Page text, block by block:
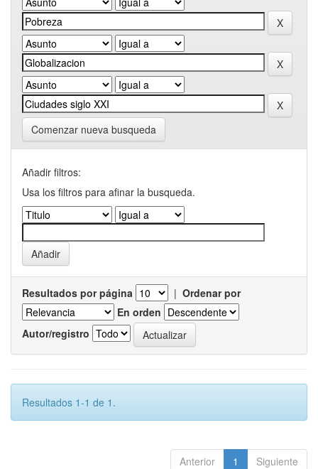
Comenzar nueva busqueda
Añadir filtros:
Usa los filtros para afinar la busqueda.
Resultados por página | Ordenar por
En orden
Autor/registro
Resultados 1-1 de 1.
Anterior 1 Siguiente